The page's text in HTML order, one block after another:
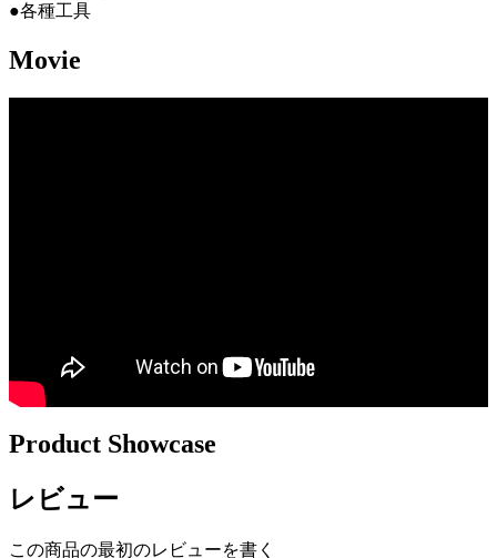
●各種工具
Movie
Product Showcase
レビュー
この商品の最初のレビューを書く